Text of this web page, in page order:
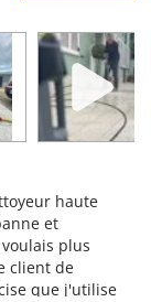
haute
et
plus
client de
que j'utilise